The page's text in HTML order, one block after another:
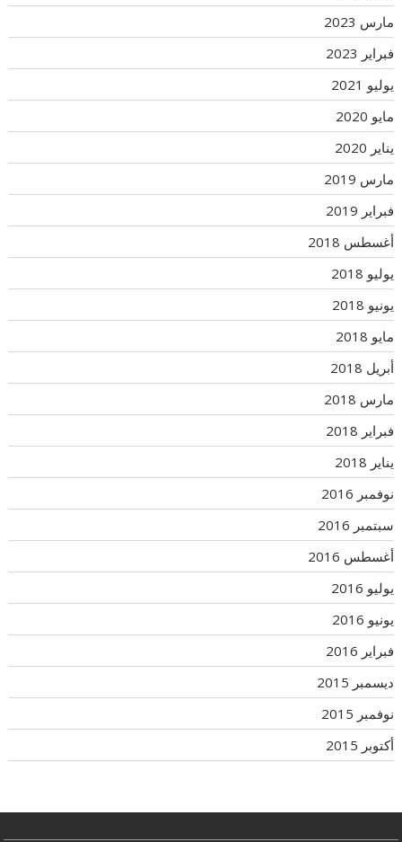
مارس 2023
فبراير 2023
يوليو 2021
مايو 2020
يناير 2020
مارس 2019
فبراير 2019
أغسطس 2018
يوليو 2018
يونيو 2018
مايو 2018
أبريل 2018
مارس 2018
فبراير 2018
يناير 2018
نوفمبر 2016
سبتمبر 2016
أغسطس 2016
يوليو 2016
يونيو 2016
فبراير 2016
ديسمبر 2015
نوفمبر 2015
أكتوبر 2015